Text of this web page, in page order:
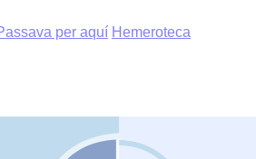
per aquí Hemeroteca